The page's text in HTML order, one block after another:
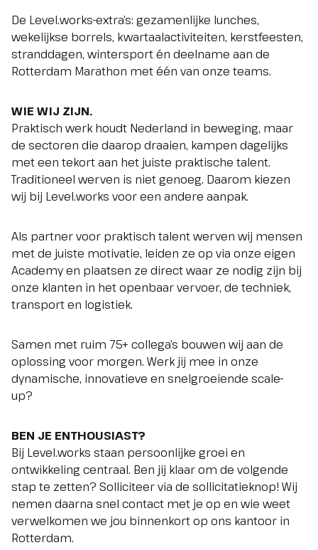
De Level.works-extra’s: gezamenlijke lunches,
wekelijkse borrels, kwartaalactiviteiten, kerstfeesten,
stranddagen, wintersport én deelname aan de
Rotterdam Marathon met één van onze teams.
WIE WIJ ZIJN.
Praktisch werk houdt Nederland in beweging, maar
de sectoren die daarop draaien, kampen dagelijks
met een tekort aan het juiste praktische talent.
Traditioneel werven is niet genoeg. Daarom kiezen
wij bij Level.works voor een andere aanpak.
Als partner voor praktisch talent werven wij mensen
met de juiste motivatie, leiden ze op via onze eigen
Academy en plaatsen ze direct waar ze nodig zijn bij
onze klanten in het openbaar vervoer, de techniek,
transport en logistiek.
Samen met ruim 75+ collega’s bouwen wij aan de
oplossing voor morgen. Werk jij mee in onze
dynamische, innovatieve en snelgroeiende scale-
up?
BEN JE ENTHOUSIAST?
Bij Level.works staan persoonlijke groei en
ontwikkeling centraal. Ben jij klaar om de volgende
stap te zetten? Solliciteer via de sollicitatieknop! Wij
nemen daarna snel contact met je op en wie weet
verwelkomen we jou binnenkort op ons kantoor in
Rotterdam.